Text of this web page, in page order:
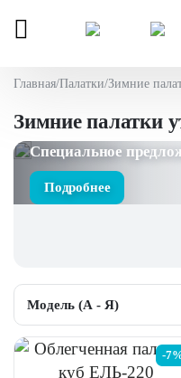
Главная/Палатки/Зимние
Зимние палатки
Специальное
Подробнее
-